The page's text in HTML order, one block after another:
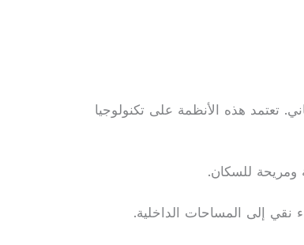
تعتمد هذه الأنظمة على تكنولوجيا
ومريحة للسكان.
إلى المساحات الداخلية.